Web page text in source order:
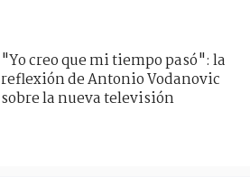
"Yo creo que mi tiempo pasó": la
reflexión de Antonio Vodanovic
sobre la nueva televisión